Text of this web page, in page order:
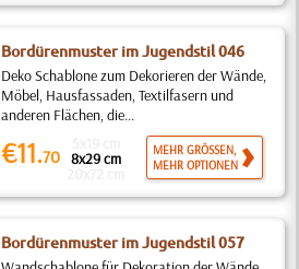
Bordürenmuster im Jugendstil 046
Deko Schablone zum Dekorieren der Wände,
Möbel, Hausfassaden, Textilfasern und
anderen Flächen, die...
€11.70 8x29 cm
MEHR GRÖSSEN,
MEHR OPTIONEN
Bordürenmuster im Jugendstil 057